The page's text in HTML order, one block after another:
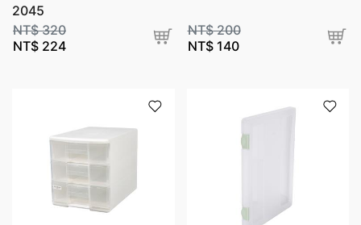
2045
NT$320
NT$ 224
NT$200
NT$140